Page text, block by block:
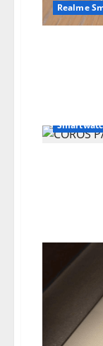
Realme